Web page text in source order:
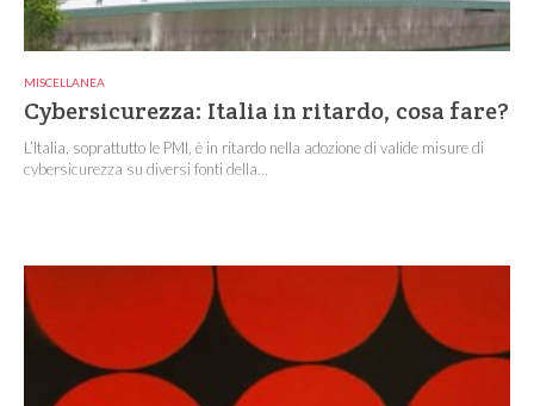
MISCELLANEA
Cybersicurezza: Italia in ritardo, cosa fare?
L’Italia, soprattutto le PMI, è in ritardo nella adozione di valide misure di
cybersicurezza su diversi fonti della...